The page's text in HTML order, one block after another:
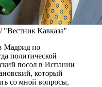
Кавказа"
Мадрид по
политической
посол в Испании
который
со мной вопросы,